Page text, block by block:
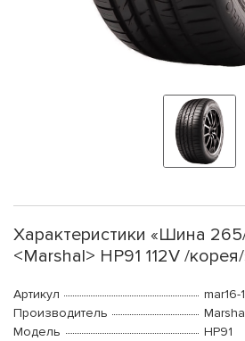
Характеристики «Шина
<Marshal> HP91 112V /
Артикул
mar16-
Производитель
Модель
HP91